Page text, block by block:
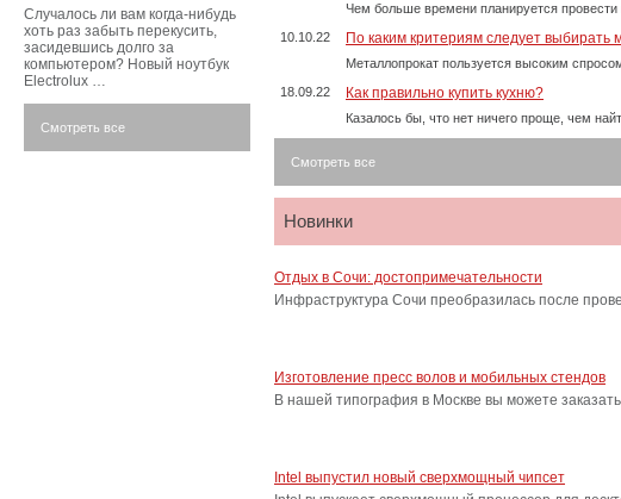
Чем больше времени планируется
10.10.22
По каким критериям следует выбирать
Металлопрокат пользуется высоким
18.09.22
Как правильно купить кухню?
Казалось бы, что нет ничего проще, чем
Смотреть все
Новинки
Отдых в Сочи: достопримечательности
Инфраструктура Сочи преобразилась после
Изготовление пресс волов и мобильных стендов
В нашей типография в Москве вы можете
Intel выпустил новый сверхмощный чипсет
Случалось ли вам когда-нибудь
хоть раз забыть перекусить,
засидевшись долго за
компьютером? Новый ноутбук
Electrolux …
Смотреть все